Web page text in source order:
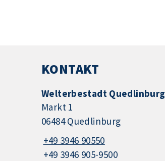
KONTAKT
Welterbestadt Quedlinburg
Markt 1
06484 Quedlinburg
+49 3946 90550
+49 3946 905-9500